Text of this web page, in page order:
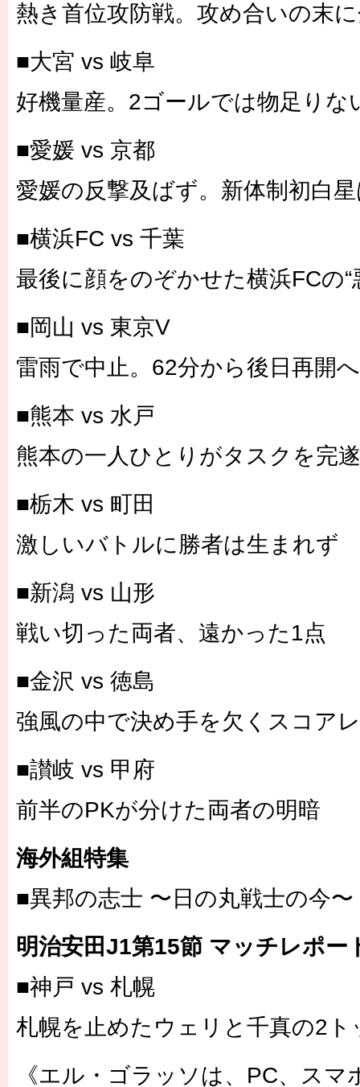
熱き首位攻防戦。攻め合いの末
■大宮 vs 岐阜
好機量産。2ゴールでは物足りな
■愛媛 vs 京都
愛媛の反撃及ばず。新体制初白
■横浜FC vs 千葉
最後に顔をのぞかせた横浜FCの“
■岡山 vs 東京V
雷雨で中止。62分から後日再開へ
■熊本 vs 水戸
熊本の一人ひとりがタスクを完遂
■栃木 vs 町田
激しいバトルに勝者は生まれず
■新潟 vs 山形
戦い切った両者、遠かった1点
■金沢 vs 徳島
強風の中で決め手を欠くスコア
■讃岐 vs 甲府
前半のPKが分けた両者の明暗
海外組特集
■異邦の志士 〜日の丸戦士の今〜
明治安田J1第15節 マッチレポー
■神戸 vs 札幌
札幌を止めたウェリと千真の2ト
《エル・ゴラッソは、PC、スマ